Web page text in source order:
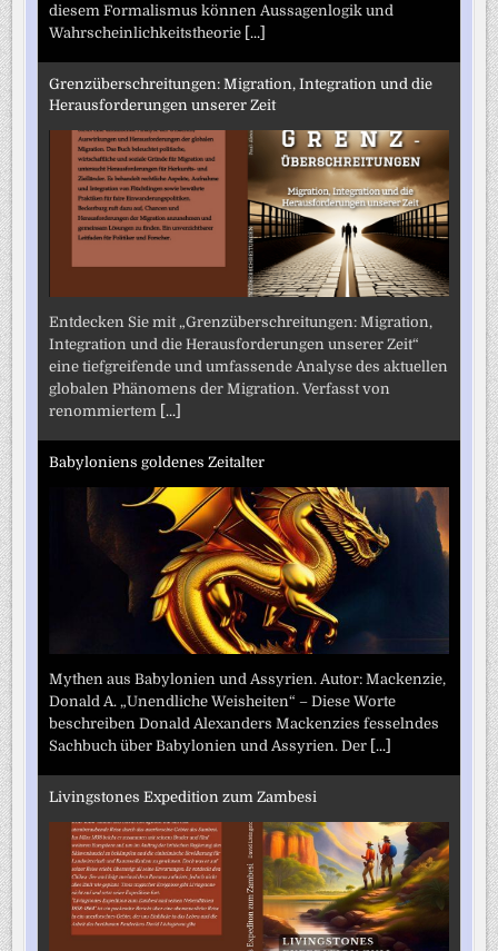
diesem Formalismus können Aussagenlogik und
Wahrscheinlichkeitstheorie [...]
Grenzüberschreitungen: Migration, Integration und die
Herausforderungen unserer Zeit
Entdecken Sie mit „Grenzüberschreitungen: Migration,
Integration und die Herausforderungen unserer Zeit“
eine tiefgreifende und umfassende Analyse des aktuellen
globalen Phänomens der Migration. Verfasst von
renommiertem [...]
Babyloniens goldenes Zeitalter
Mythen aus Babylonien und Assyrien. Autor: Mackenzie,
Donald A. „Unendliche Weisheiten“ – Diese Worte
beschreiben Donald Alexanders Mackenzies fesselndes
Sachbuch über Babylonien und Assyrien. Der [...]
Livingstones Expedition zum Zambesi